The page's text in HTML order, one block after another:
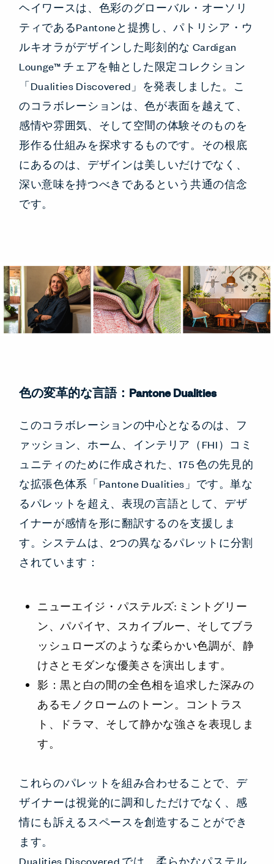
ヘイワースは、色彩のグローバル・オーソリ
ティであるPantoneと提携し、パトリシア・ウ
ルキオラがデザインした彫刻的な Cardigan
Lounge™ チェアを軸とした限定コレクション
「Dualities Discovered」を発表しました。こ
のコラボレーションは、色が表面を越えて、
感情や雰囲気、そして空間の体験そのものを
形作る仕組みを探求するものです。その根底
にあるのは、デザインは美しいだけでなく、
深い意味を持つべきであるという共通の信念
です。
色の変革的な言語：Pantone Dualities
このコラボレーションの中心となるのは、フ
ァッション、ホーム、インテリア（FHI）コミ
ュニティのために作成された、175 色の先見的
な拡張色体系「Pantone Dualities」です。単な
るパレットを超え、表現の言語として、デザ
イナーが感情を形に翻訳するのを支援しま
す。システムは、2つの異なるパレットに分割
されています：
ニューエイジ・パステルズ: ミントグリー
ン、パパイヤ、スカイブルー、そしてブラ
ッシュローズのような柔らかい色調が、静
けさとモダンな優美さを演出します。
影：黒と白の間の全色相を追求した深みの
あるモノクロームのトーン。コントラス
ト、ドラマ、そして静かな強さを表現しま
す。
これらのパレットを組み合わせることで、デ
ザイナーは視覚的に調和しただけでなく、感
情にも訴えるスペースを創造することができ
ます。
Dualities Discovered では、柔らかなパステル